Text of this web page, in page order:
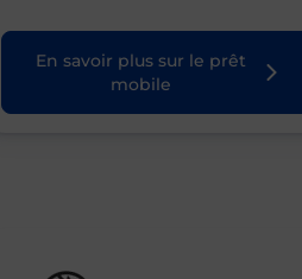
En savoir plus sur le prêt
mobile